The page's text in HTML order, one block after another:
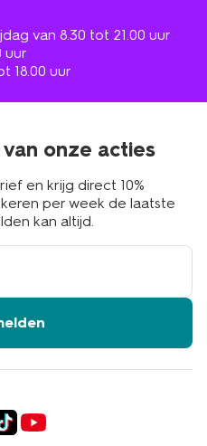
van 8.30 tot 21.00 uur
uur
18.00 uur
onze acties
en krijg direct 10%
per week de laatste
kan altijd.